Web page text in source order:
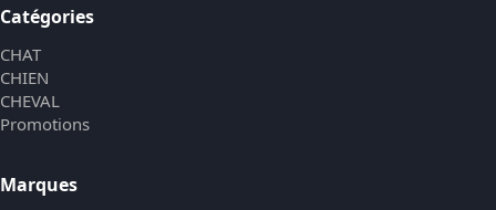
Catégories
CHAT
CHIEN
CHEVAL
Promotions
Marques